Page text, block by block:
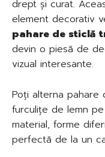
drept și curat.
element decorativ
pahare de sticlă
devin o piesă de
vizual interesante.
Poți alterna pahare
furculițe de lemn
material, forme
perfectă de la un